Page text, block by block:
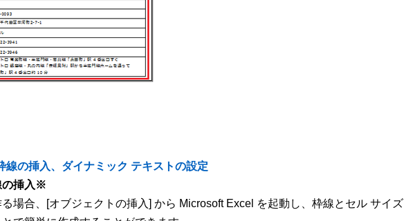
線の挿入、ダイナミック テキストの設定
の挿入※
場合、[オブジェクトの挿入] から Microsoft Excel を起動し、枠線とセル サイズ